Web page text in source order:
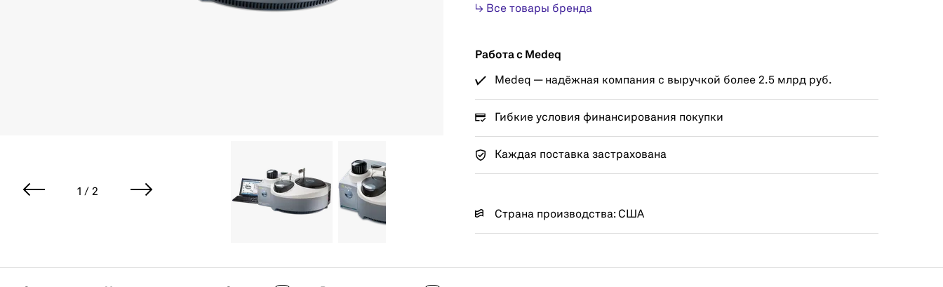
1 / 2
↳ Все товары бренда
Работа с Medeq
Medeq — надёжная компания с выручкой более 2.5 млрд руб.
Гибкие условия финансирования покупки
Каждая поставка застрахована
Страна производства: США